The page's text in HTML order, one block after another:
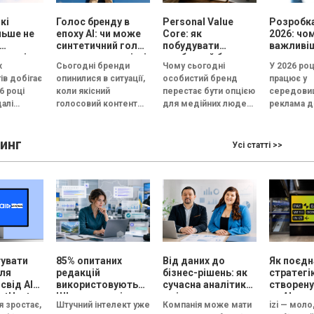
не
добігає
році
Голос бренду в
епоху АІ: чи може
синтетичний голос
передати емоцію і
довіру, або всі
бренди незабаром
звучатимуть
однаково?
Сьогодні бренди
опинилися в ситуації,
коли якісний
голосовий контент
паузи та...
Personal Value
Core: як
побудувати
особистий бренд,
який працює на
вибір, довіру і
статус
Чому сьогодні
особистий бренд
перестає бути опцією
для медійних людей і
довіри та особистого
2026:
У 2026
працює у
реклама
Усі статті >>
AIR
зростає,
85% опитаних
редакцій
використовують
ШІ для текстів,
але жодна не має
Штучний інтелект уже
Від даних до
бізнес-рішень: як
сучасна аналітика
змінює маркетинг
Компанія може мати
Як
та AI-
Кейс izi
izi —